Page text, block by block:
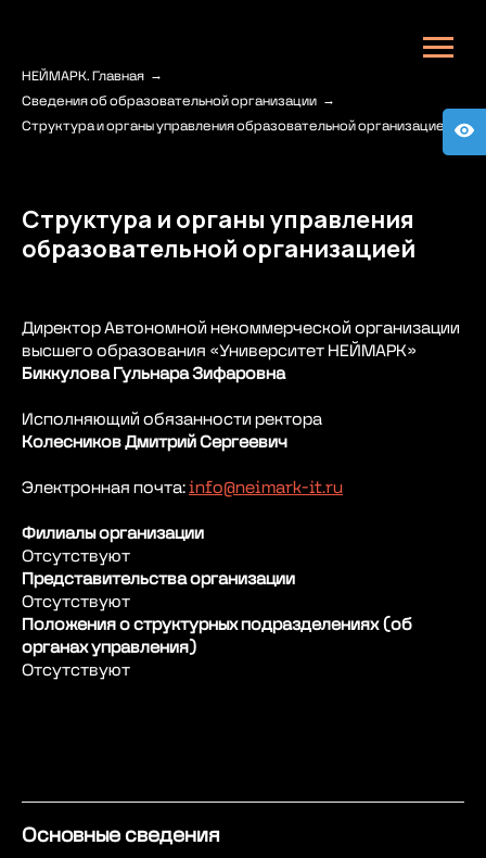
НЕЙМАРК. Главная →
Сведения об образовательной организации →
Структура и органы управления образовательной организацией
Структура и органы управления
образовательной организацией
Директор Автономной некоммерческой организации
высшего образования «Университет НЕЙМАРК»
Биккулова Гульнара Зифаровна
Исполняющий обязанности ректора
Колесников Дмитрий Сергеевич
Электронная почта:info@neimark-it.ru
Филиалы организации
Отсутствуют
Представительства организации
Отсутствуют
Положения о структурных подразделениях (об
органах управления)
Отсутствуют
Основные сведения
Программы обучения
О Нижнем Новгороде